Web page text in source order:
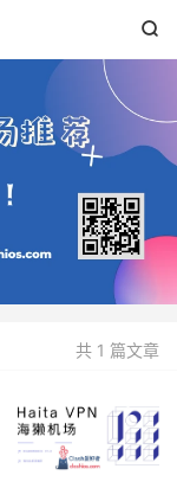

共 1 篇文章